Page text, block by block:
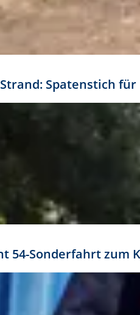
Spatenstich
54-Sonderfahrt